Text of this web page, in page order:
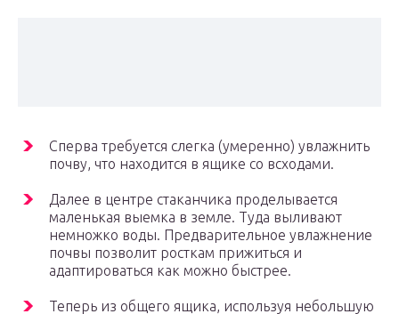
Сперва требуется слегка (умеренно) увлажнить
почву, что находится в ящике со всходами.
Далее в центре стаканчика проделывается
маленькая выемка в земле. Туда выливают
немножко воды. Предварительное увлажнение
почвы позволит росткам прижиться и
адаптироваться как можно быстрее.
Теперь из общего ящика, используя небольшую